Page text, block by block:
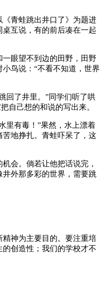
青蛙跳出井口了》为题进
互说，有的前后凑在一起
眼望不到边的田野，田野
鸟说：“不看不知道，世界
回了井里。”同学们听了哄
自己想的和说的写出来。
里有毒！”果然，水上漂着
地挣扎。青蛙吓呆了，这
会。倘若让他把话说完，
外那多彩的世界，需要跳
神为主要目的。要注重培
创造性；我们的学校才不